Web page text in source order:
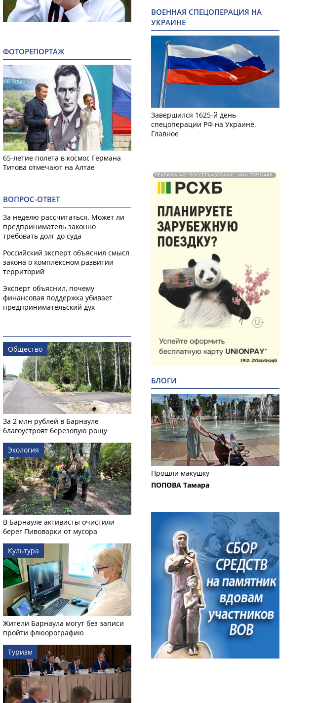
ФОТОРЕПОРТАЖ
65-летие полета в космос Германа
Титова отмечают на Алтае
ВОПРОС-ОТВЕТ
За неделю рассчитаться. Может ли
предприниматель законно
требовать долг до суда
Российский эксперт объяснил смысл
закона о комплексном развитии
территорий
Эксперт объяснил, почему
финансовая поддержка убивает
предпринимательский дух
Общество
За 2 млн рублей в Барнауле
благоустроят березовую рощу
Экология
В Барнауле активисты очистили
берег Пивоварки от мусора
Культура
Жители Барнаула могут без записи
пройти флюорографию
Туризм
ВОЕННАЯ СПЕЦОПЕРАЦИЯ НА
УКРАИНЕ
Завершился 1625-й день
спецоперации РФ на Украине.
Главное
РЕКЛАМА АО "РОССЕЛЬХОЗБАНК". ИНН 772511448.
БЛОГИ
Прошли макушку
ПОПОВА Тамара